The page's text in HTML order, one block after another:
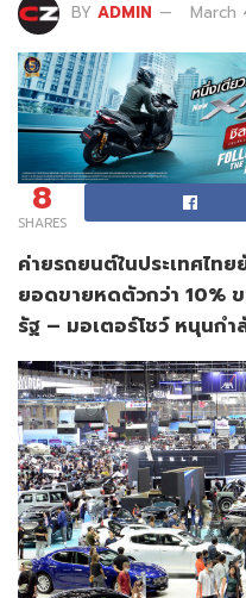
BY ADMIN March
8
SHARES
ค่ายรถยนต์ในประเทศไท
ยอดขายหดตัวกว่า 10%
รัฐ – มอเตอร์โชว์ หนุนกำ